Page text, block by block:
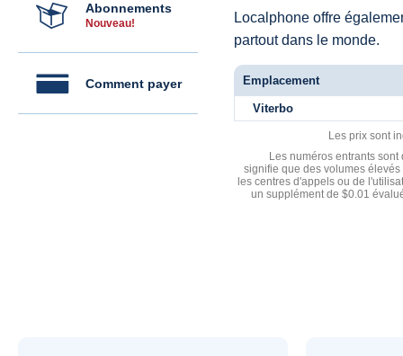
Abonnements
Nouveau!
Comment payer
Localphone offre
partout dans le monde.
Emplacement
Viterbo
Les prix sont
Les numéros entrants
signifie que des volumes
les centres d'appels ou de
un supplément de $0.01